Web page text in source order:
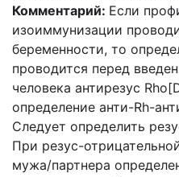
Комментарий: Если
изоиммунизации
беременности, то
проводится перед
человека антирезус
определение анти-Rh-
Следует определить
При резус-
мужа/партнера